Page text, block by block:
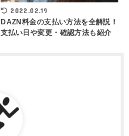
2022.02.19
DAZN料金の支払い方法を全解説！
支払い日や変更・確認方法も紹介